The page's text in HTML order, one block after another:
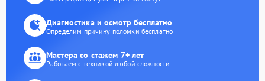
Диагностика и осмотр бесплатно
Определим причину поломки бесплатно
Мастера со стажем 7+ лет
Работаем с техникой любой сложности